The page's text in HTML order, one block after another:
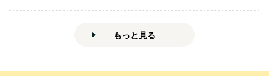
もっと見る